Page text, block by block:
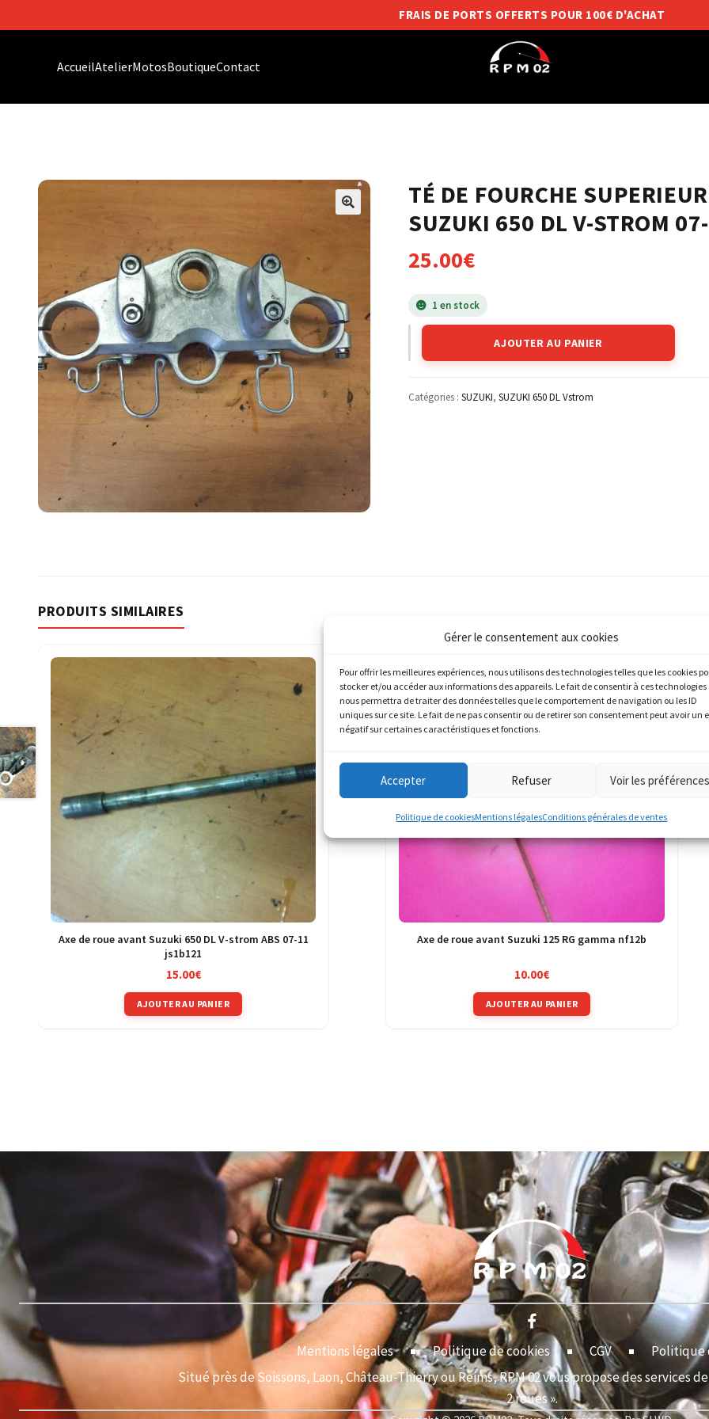
Gérer le consentement aux cookies
Pour offrir les meilleures expériences, nous utilisons des technologies telles que les cookies
stocker et/ou accéder aux informations des appareils. Le fait de consentir à ces technologies
nous permettra de traiter des données telles que le comportement de navigation ou les ID
uniques sur ce site. Le fait de ne pas consentir ou de retirer son consentement peut avoir un
négatif sur certaines caractéristiques et fonctions.
Accepter Refuser Voir les préférences
Politique de cookiesMentions légalesConditions générales de ventes
FRAIS DE PORTS OFFERTS POUR 100€ D'ACHAT
AccueilAtelierMotosBoutiqueContact
TÉ DE FOURCHE
SUZUKI 650 DL V-STROM
25.00€
1 en stock
AJOUTER AU PANIER
Catégories : SUZUKI, SUZUKI 650 DL Vstrom
PRODUITS SIMILAIRES
Axe de roue avant Suzuki 650 DL V-strom ABS 07-11
js1b121
15.00€
AJOUTER AU PANIER
Axe de roue avant Suzuki 125 RG gamma nf12b
10.00€
AJOUTER AU PANIER
Mentions légales Politique de cookies CGV
Politique
Situé près de Soissons, Laon, Château-Thierry ou Reims, RPM 02 vous propose des services
2 roues ».